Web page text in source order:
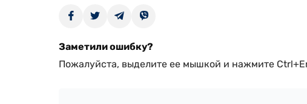
Заметили ошибку?
Пожалуйста, выделите ее мышкой и нажмите